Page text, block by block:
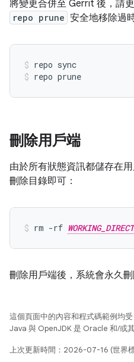
將變更合併至 Gerrit 後，請
repo prune 安全地移除過
repo sync
repo prune
刪除用戶端
由於所有狀態資訊都儲存在
刪除目錄即可：
rm -rf
刪除用戶端後，系統會永久
這個頁面中的內容和程式碼範例均受
Java 與 OpenJDK 是 Oracle 和/或
上次更新時間：2026-07-16 (世界標